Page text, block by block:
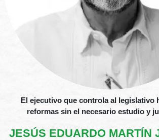
El ejecutivo que controla al legislativo
reformas sin el necesario estudio y
JESÚS EDUARDO MARTÍN